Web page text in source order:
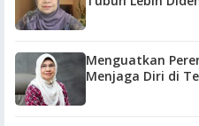
Menguatkan
Menjaga Diri di